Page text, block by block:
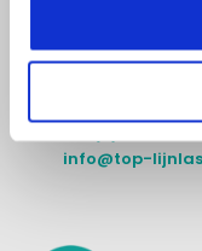
Doe onze online
info@top-